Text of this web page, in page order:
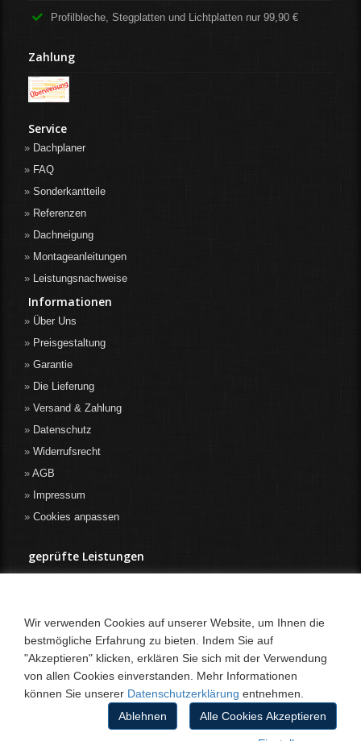
Profilbleche, Stegplatten und Lichtplatten nur 99,90 €
Zahlung
Service
Dachplaner
FAQ
Sonderkantteile
Referenzen
Dachneigung
Montageanleitungen
Leistungsnachweise
Informationen
Über Uns
Preisgestaltung
Garantie
Die Lieferung
Versand & Zahlung
Datenschutz
Widerrufsrecht
AGB
Impressum
Cookies anpassen
geprüfte Leistungen
Wir verwenden Cookies auf unserer Website, um Ihnen die
bestmögliche Erfahrung zu bieten. Indem Sie auf
"Akzeptieren" klicken, erklären Sie sich mit der Verwendung
von allen Cookies einverstanden. Mehr Informationen
können Sie unserer Datenschutzerklärung entnehmen.
Alle Cookies Akzeptieren
Ablehnen